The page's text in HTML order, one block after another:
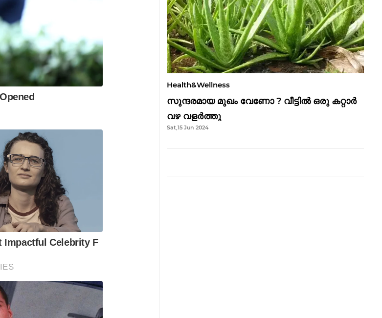
Health&Wellness
സുന്ദരമായ മുഖം വേണോ ? വീട്ടിൽ ഒരു കറ്റാർ
വഴ വളർത്തു
Sat,15 Jun 2024